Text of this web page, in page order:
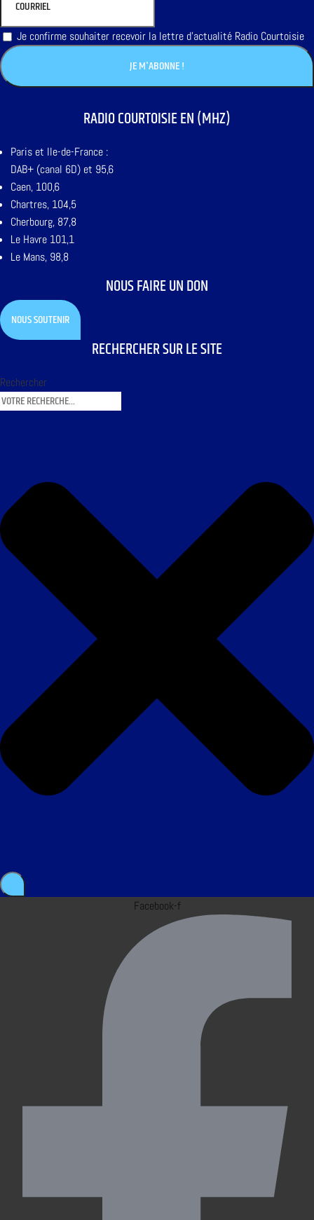
Je confirme souhaiter recevoir la lettre d'actualité Radio Courtoisie
RADIO COURTOISIE EN (MHZ)
Paris et Ile-de-France :
DAB+ (canal 6D) et 95,6
Caen, 100,6
Chartres, 104,5
Cherbourg, 87,8
Le Havre 101,1
Le Mans, 98,8
NOUS FAIRE UN DON
NOUS SOUTENIR
RECHERCHER SUR LE SITE
Rechercher
Facebook-f